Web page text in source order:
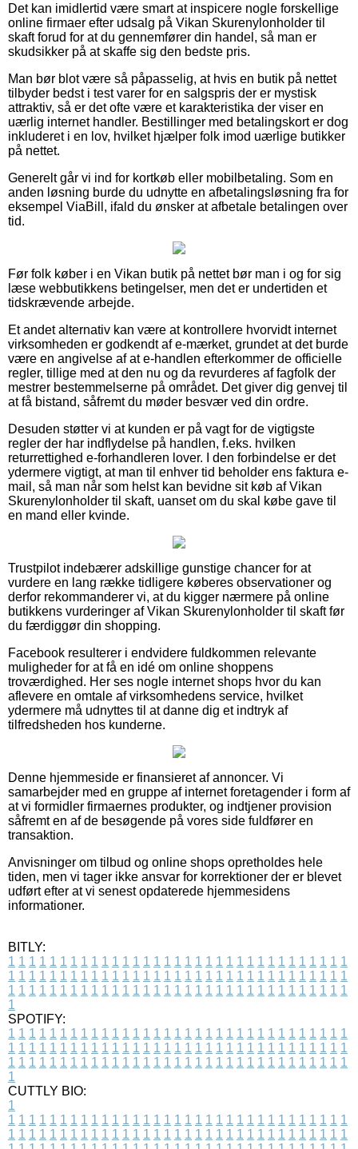
Det kan imidlertid være smart at inspicere nogle forskellige
online firmaer efter udsalg på Vikan Skurenylonholder til
skaft forud for at du gennemfører din handel, så man er
skudsikker på at skaffe sig den bedste pris.
Man bør blot være så påpasselig, at hvis en butik på nettet
tilbyder bedst i test varer for en salgspris der er mystisk
attraktiv, så er det ofte være et karakteristika der viser en
uærlig internet handler. Bestillinger med betalingskort er dog
inkluderet i en lov, hvilket hjælper folk imod uærlige butikker
på nettet.
Generelt går vi ind for kortkøb eller mobilbetaling. Som en
anden løsning burde du udnytte en afbetalingsløsning fra for
eksempel ViaBill, ifald du ønsker at afbetale betalingen over
tid.
Før folk køber i en Vikan butik på nettet bør man i og for sig
læse webbutikkens betingelser, men det er undertiden et
tidskrævende arbejde.
Et andet alternativ kan være at kontrollere hvorvidt internet
virksomheden er godkendt af e-mærket, grundet at det burde
være en angivelse af at e-handlen efterkommer de officielle
regler, tillige med at den nu og da revurderes af fagfolk der
mestrer bestemmelserne på området. Det giver dig genvej til
at få bistand, såfremt du møder besvær ved din ordre.
Desuden støtter vi at kunden er på vagt for de vigtigste
regler der har indflydelse på handlen, f.eks. hvilken
returrettighed e-forhandleren lover. I den forbindelse er det
ydermere vigtigt, at man til enhver tid beholder ens faktura e-
mail, så man når som helst kan bevidne sit køb af Vikan
Skurenylonholder til skaft, uanset om du skal købe gave til
en mand eller kvinde.
Trustpilot indebærer adskillige gunstige chancer for at
vurdere en lang række tidligere køberes observationer og
derfor rekommanderer vi, at du kigger nærmere på online
butikkens vurderinger af Vikan Skurenylonholder til skaft før
du færdiggør din shopping.
Facebook resulterer i endvidere fuldkommen relevante
muligheder for at få en idé om online shoppens
troværdighed. Her ses nogle internet shops hvor du kan
aflevere en omtale af virksomhedens service, hvilket
ydermere må udnyttes til at danne dig et indtryk af
tilfredsheden hos kunderne.
Denne hjemmeside er finansieret af annoncer. Vi
samarbejder med en gruppe af internet foretagender i form af
at vi formidler firmaernes produkter, og indtjener provision
såfremt en af de besøgende på vores side fuldfører en
transaktion.
Anvisninger om tilbud og online shops opretholdes hele
tiden, men vi tager ikke ansvar for korrektioner der er blevet
udført efter at vi senest opdaterede hjemmesidens
informationer.
BITLY:
1 1 1 1 1 1 1 1 1 1 1 1 1 1 1 1 1 1 1 1 1 1 1 1 1 1 1 1 1 1 1 1 1
1 1 1 1 1 1 1 1 1 1 1 1 1 1 1 1 1 1 1 1 1 1 1 1 1 1 1 1 1 1 1 1 1
1 1 1 1 1 1 1 1 1 1 1 1 1 1 1 1 1 1 1 1 1 1 1 1 1 1 1 1 1 1 1 1 1
1
SPOTIFY:
1 1 1 1 1 1 1 1 1 1 1 1 1 1 1 1 1 1 1 1 1 1 1 1 1 1 1 1 1 1 1 1 1
1 1 1 1 1 1 1 1 1 1 1 1 1 1 1 1 1 1 1 1 1 1 1 1 1 1 1 1 1 1 1 1 1
1 1 1 1 1 1 1 1 1 1 1 1 1 1 1 1 1 1 1 1 1 1 1 1 1 1 1 1 1 1 1 1 1
1
CUTTLY BIO:
1
1 1 1 1 1 1 1 1 1 1 1 1 1 1 1 1 1 1 1 1 1 1 1 1 1 1 1 1 1 1 1 1 1
1 1 1 1 1 1 1 1 1 1 1 1 1 1 1 1 1 1 1 1 1 1 1 1 1 1 1 1 1 1 1 1 1